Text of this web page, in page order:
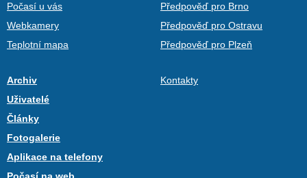
Počasí u vás
Webkamery
Teplotní mapa
Předpověď pro Brno
Předpověď pro Ostravu
Předpověď pro Plzeň
Archiv
Uživatelé
Články
Fotogalerie
Aplikace na telefony
Kontakty